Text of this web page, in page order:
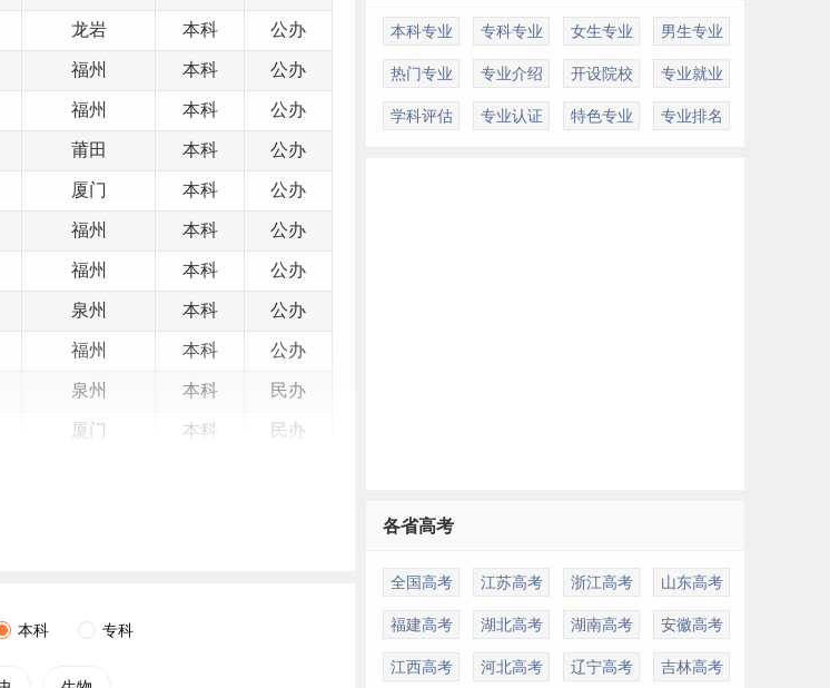
龙岩 本科 公办
福州 本科 公办
福州 本科 公办
莆田 本科 公办
厦门 本科 公办
福州 本科 公办
福州 本科 公办
泉州 本科 公办
福州 本科 公办
泉州 本科 民办
厦门 本科 民办
厦门
本科 专科
本科专业 专科专业 女生专业 男生专业
热门专业 专业介绍 开设院校 专业就业
学科评估 专业认证 特色专业 专业排名
各省高考
全国高考 江苏高考 浙江高考 山东高考
福建高考 湖北高考 湖南高考 安徽高考
江西高考 河北高考 辽宁高考 吉林高考